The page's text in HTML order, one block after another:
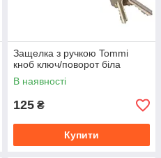
Защелка з ручкою Tommi
кноб ключ/поворот біла
В наявності
125 ₴
Купити